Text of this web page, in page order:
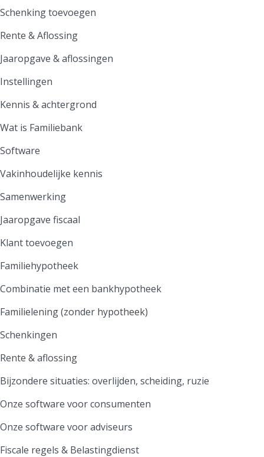
Schenking toevoegen
Rente & Aflossing
Jaaropgave & aflossingen
Instellingen
Kennis & achtergrond
Wat is Familiebank
Software
Vakinhoudelijke kennis
Samenwerking
Jaaropgave fiscaal
Klant toevoegen
Familiehypotheek
Combinatie met een bankhypotheek
Familielening (zonder hypotheek)
Schenkingen
Rente & aflossing
Bijzondere situaties: overlijden, scheiding, ruzie
Onze software voor consumenten
Onze software voor adviseurs
Fiscale regels & Belastingdienst